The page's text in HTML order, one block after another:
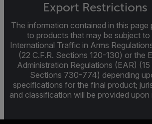
Export Restrictions
The information contained in this page
to products that may be subject to
International Traffic in Arms
(22 C.F.R. Sections 120-130) or the
Administration Regulations (EAR) (15
Sections 730-774) depending
specifications for the final product;
and classification will be provided upon